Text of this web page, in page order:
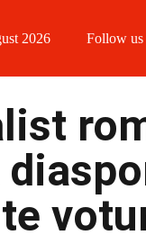
2026 Follow us